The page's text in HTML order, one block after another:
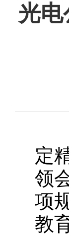
光电
6
定
领
项
教